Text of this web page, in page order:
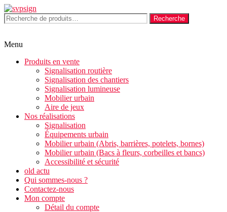
Aller
au
contenu
Recherche
pour :
Recherche
Menu
Produits en vente
Signalisation routière
Signalisation des chantiers
Signalisation lumineuse
Mobilier urbain
Aire de jeux
Nos réalisations
Signalisation
Équipements urbain
Mobilier urbain (Abris, barrières, potelets, bornes)
Mobilier urbain (Bacs à fleurs, corbeilles et bancs)
Accessibilité et sécurité
old actu
Qui sommes-nous ?
Contactez-nous
Mon compte
Détail du compte